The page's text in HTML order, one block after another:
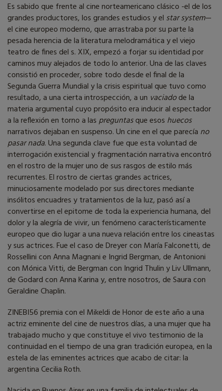
Es sabido que frente al cine norteamericano clásico -el de los
grandes productores, los grandes estudios y el star system—
el cine europeo moderno, que arrastraba por su parte la
pesada herencia de la literatura melodramática y el viejo
teatro de fines del s. XIX, empezó a forjar su identidad por
caminos muy alejados de todo lo anterior. Una de las claves
consistió en proceder, sobre todo desde el final de la
Segunda Guerra Mundial y la crisis espiritual que tuvo como
resultado, a una cierta introspección, a un vaciadode la
materia argumental cuyo propósito era inducir al espectador
a la reflexión en torno a laspreguntasque esos huecos
narrativos dejaban en suspenso. Un cine en el que parecía no
pasar nada. Una segunda clave fue que esta voluntad de
interrogación existencial y fragmentación narrativa encontró
en el rostro de la mujer uno de sus rasgos de estilo más
recurrentes. El rostro de ciertas grandes actrices,
minuciosamente modelado por sus directores mediante
insólitos encuadres y tratamientos de la luz, pasó así a
convertirse en el epitome de toda la experiencia humana, del
dolor y la alegría de vivir, un fenómeno característicamente
europeo que dio lugar a una nueva relación entre los cineastas
y sus actrices. Fue el caso de Dreyer con María Falconetti, de
Rossellini con Anna Magnani e Ingrid Bergman, de Antonioni
con Mónica Vitti, de Bergman con Ingrid Thulin y Liv Ullmann,
de Godard con Anna Karina y, entre nosotros, de Saura con
Geraldine Chaplin.
ZINEBI56 premia con el Mikeldi de Honor de este año a una
actriz eminente del cine de nuestros días, a una mujer que ha
trabajado mucho y que constituye el vivo testimonio de la
continuidad en el tiempo de una gran tradición europea, en la
estela de las eminentes actrices que acabo de citar: la
argentina Cecilia Roth.